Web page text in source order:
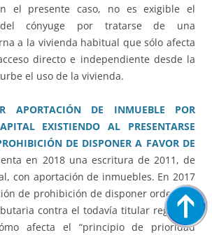
el presente caso, no es exigible el
del cónyuge por tratarse de una
a la vivienda habitual que sólo afecta
directo e independiente desde la
el uso de la vivienda.
APORTACIÓN DE INMUEBLE POR
EXISTIENDO AL PRESENTARSE
DE DISPONER A FAVOR DE
en 2018 una escritura de 2011, de
con aportación de inmuebles. En 2017
de prohibición de disponer ordenada
contra el todavía titular registral.
afecta el “principio de prioridad